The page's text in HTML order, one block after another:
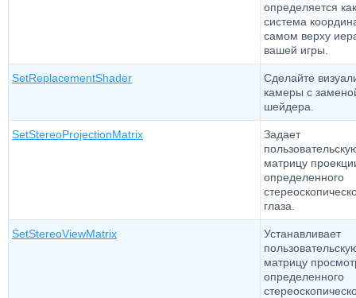
определяется как
система
самом верху
вашей игры.
SetReplacementShader
Сделайте
камеры с
шейдера.
SetStereoProjectionMatrix
Задает
матрицу
определенного
глаза.
SetStereoViewMatrix
Устанавливает
матрицу
определенного